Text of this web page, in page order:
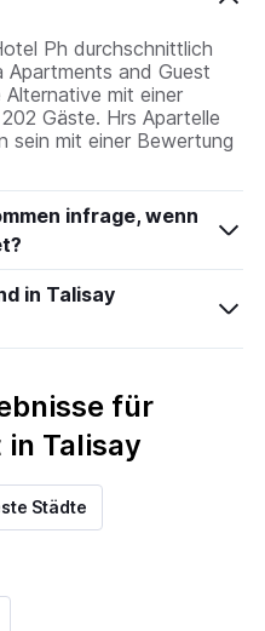
Ph durchschnittlich
and Guest
mit einer
Gäste. Hrs Apartelle
sein mit einer Bewertung
infrage, wenn
in Talisay
für
Talisay
Städte